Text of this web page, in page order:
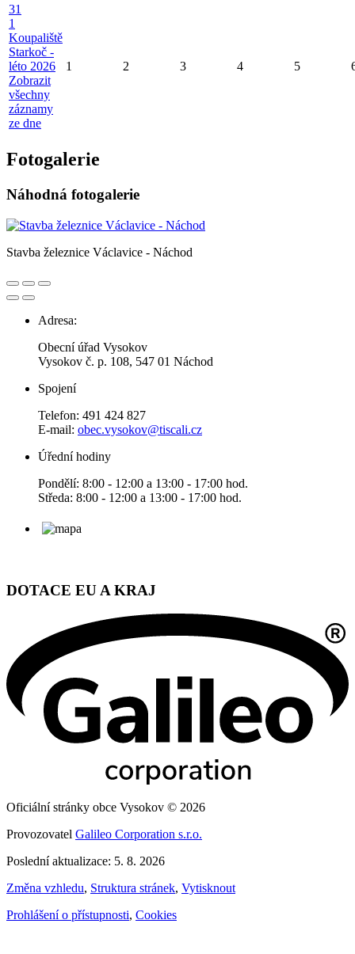
31
1
Koupaliště
Starkoč -
léto 2026
Zobrazit
všechny
záznamy
ze dne
1 2 3 4 5
Fotogalerie
Náhodná fotogalerie
Stavba železnice Václavice - Náchod
Adresa:
Obecní úřad Vysokov
Vysokov č. p. 108, 547 01 Náchod
Spojení
Telefon: 491 424 827
E-mail: obec.vysokov@tiscali.cz
Úřední hodiny
Pondělí: 8:00 - 12:00 a 13:00 - 17:00 hod.
Středa: 8:00 - 12:00 a 13:00 - 17:00 hod.
DOTACE EU A KRAJ
Oficiální stránky obce Vysokov © 2026
Provozovatel Galileo Corporation s.r.o.
Poslední aktualizace: 5. 8. 2026
Změna vzhledu, Struktura stránek, Vytisknout
Prohlášení o přístupnosti, Cookies